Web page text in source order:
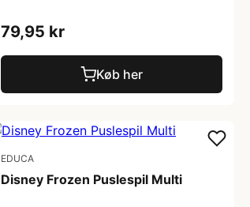
79,95 kr
Køb her
EDUCA
Disney Frozen Puslespil Multi